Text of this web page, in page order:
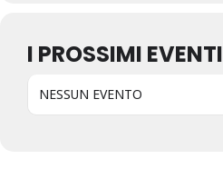
I PROSSIMI EVENTI
NESSUN EVENTO